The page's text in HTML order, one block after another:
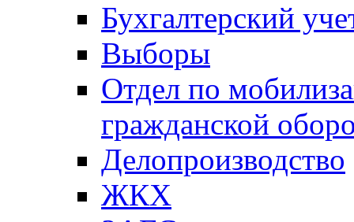
Бухгалтерский
Выборы
Отдел по
гражданской
Делопроизводство
ЖКХ